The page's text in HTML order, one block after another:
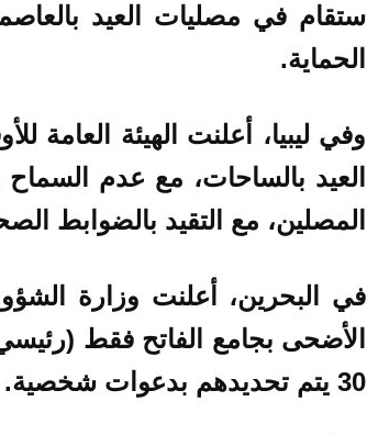
ستقام في مصليات العيد
الحماية.
وفي ليبيا، أعلنت الهيئة العامة
العيد بالساحات، مع عدم
المصلين، مع التقيد بالضوابط
في البحرين، أعلنت وزارة
الأضحى بجامع الفاتح فقط
30 يتم تحديدهم بدعوات شخصية.